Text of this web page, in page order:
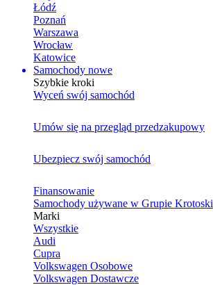
Łódź
Poznań
Warszawa
Wrocław
Katowice
Samochody nowe
Szybkie kroki
Wyceń swój samochód
Umów się na przegląd przedzakupowy
Ubezpiecz swój samochód
Finansowanie
Samochody używane w Grupie Krotoski
Marki
Wszystkie
Audi
Cupra
Volkswagen Osobowe
Volkswagen Dostawcze